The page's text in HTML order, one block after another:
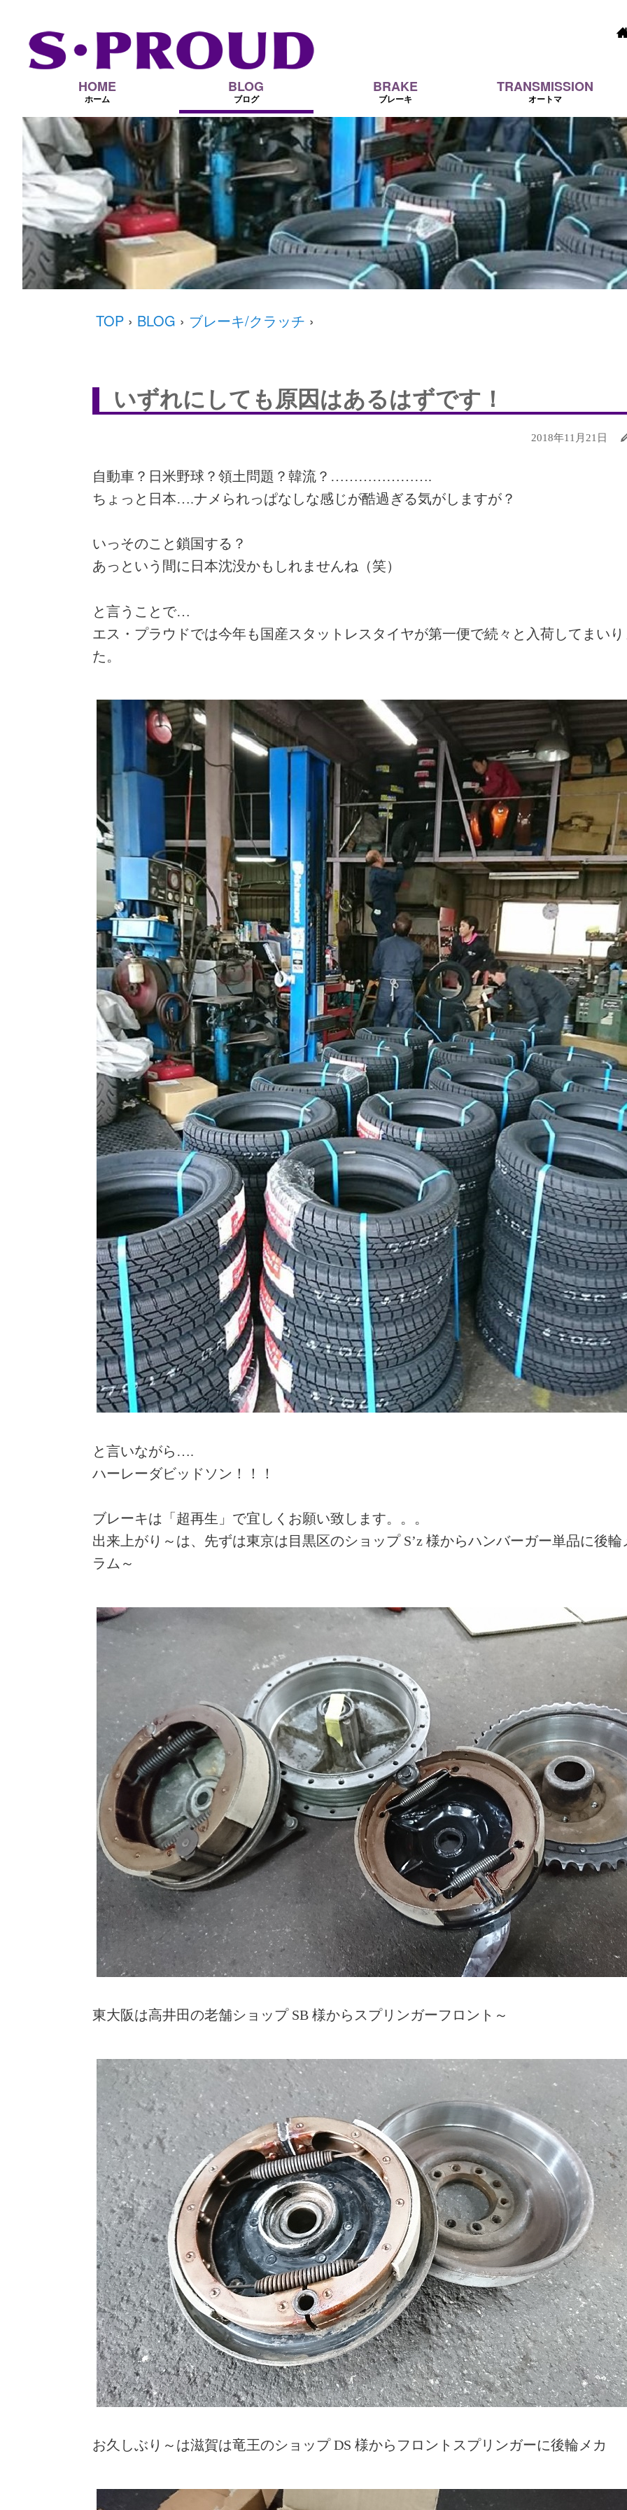
HOME
ホーム
BLOG
ブログ
BRAKE
ブレーキ
TRANSMISSION
オートマ
TOP › BLOG › ブレーキ/クラッチ ›
いずれにしても原因はあるはずです！
2018年11月21日
自動車？日米野球？領土問題？韓流？………………….
ちょっと日本….ナメられっぱなしな感じが酷過ぎる気がしますが？
いっそのこと鎖国する？
あっという間に日本沈没かもしれませんね（笑）
と言うことで…
エス・プラウドでは今年も国産スタットレスタイヤが第一便で続々と入荷してまい
た。
と言いながら….
ハーレーダビッドソン！！！
ブレーキは「超再生」で宜しくお願い致します。。。
出来上がり～は、先ずは東京は目黒区のショップ S’z 様からハンバーガー単品に後輪
ラム～
東大阪は高井田の老舗ショップ SB 様からスプリンガーフロント～
お久しぶり～は滋賀は竜王のショップ DS 様からフロントスプリンガーに後輪メカ